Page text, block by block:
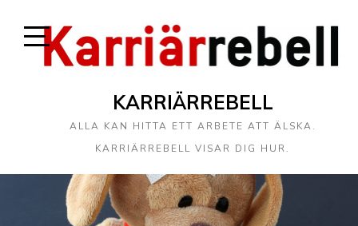
KARRIÄRREBELL
ALLA KAN HITTA ETT ARBETE ATT ÄLSKA.
KARRIÄRREBELL VISAR DIG HUR.